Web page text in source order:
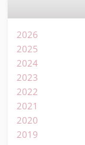
2026
2025
2024
2023
2022
2021
2020
2019